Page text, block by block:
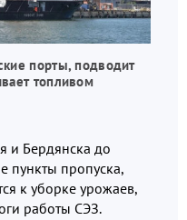
порты, подводит
топливом
и Бердянска до
пункты пропуска,
к уборке урожаев,
работы СЭЗ.